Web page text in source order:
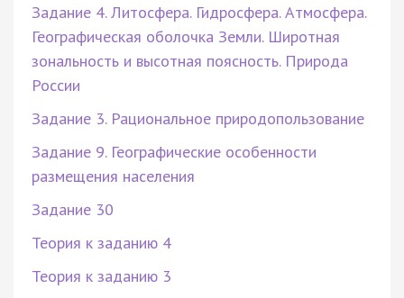
Задание 4. Литосфера. Гидросфера. Атмосфера.
Географическая оболочка Земли. Широтная
зональность и высотная поясность. Природа
России
Задание 3. Рациональное природопользование
Задание 9. Географические особенности
размещения населения
Задание 30
Теория к заданию 4
Теория к заданию 3